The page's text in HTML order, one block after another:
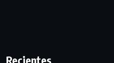
Recientes